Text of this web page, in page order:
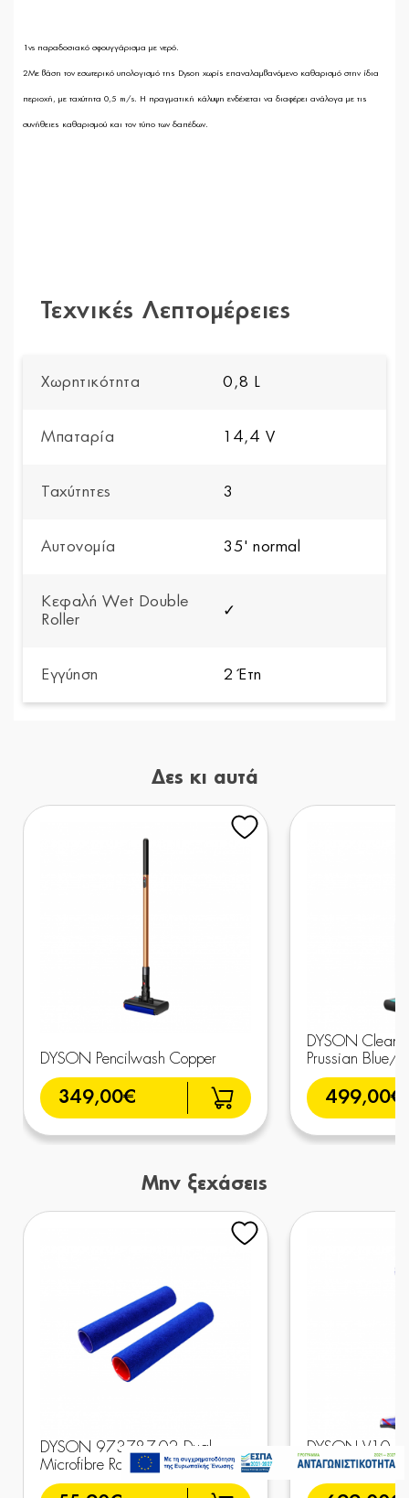
1vs παραδοσιακό σφουγγάρισμα με νερό.
2Με βάση τον εσωτερικό υπολογισμό της Dyson χωρίς επαναλαμβανόμενο καθαρισμό στην ίδια
περιοχή, με ταχύτητα 0,5 m/s. Η πραγματική κάλυψη ενδέχεται να διαφέρει ανάλογα με τις
συνήθειες καθαρισμού και τον τύπο των δαπέδων.
Τεχνικές Λεπτομέρειες
Χωρητικότητα 0,8 L
Μπαταρία 14,4 V
Ταχύτητες 3
Αυτονομία 35' normal
Κεφαλή Wet Double
Roller
✓
Εγγύηση 2 Έτη
Δες κι αυτά
DYSON Pencilwash Copper
349,00€
DYSON
Prussian Blue/
499,00€
Μην ξεχάσεις
DYSON 973787-02 Dual
Microfibre Rollers Retail
DYSON V10
empty Dok
Άμεσα Διαθέσιμο
249,00€
Προσθήκη στο καλάθι